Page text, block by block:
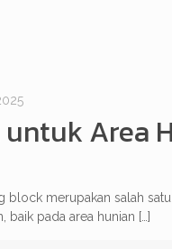
Area
merupakan salah
baik pada area hunian […]